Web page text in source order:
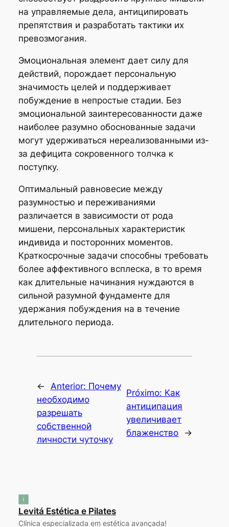
на управляемые дела, антиципировать
препятствия и разработать тактики их
превозмогания.
Эмоциональная элемент дает силу для
действий, порождает персональную
значимость целей и поддерживает
побуждение в непростые стадии. Без
эмоциональной заинтересованности даже
наиболее разумно обоснованные задачи
могут удерживаться нереализованными из-
за дефицита сокровенного толчка к
поступку.
Оптимальный равновесие между
разумностью и переживаниями
различается в зависимости от рода
мишени, персональных характеристик
индивида и посторонних моментов.
Краткосрочные задачи способны требовать
более аффективного всплеска, в то время
как длительные начинания нуждаются в
сильной разумной фундаменте для
удержания побуждения на в течение
длительного периода.
← Anterior: Почему
необходимо
разрешать
собственной
личности чуточку
Próximo: Как
антиципация
увеличивает
блаженство
→
Levitá Estética e Pilates
Clínica especializada em estética avançada!